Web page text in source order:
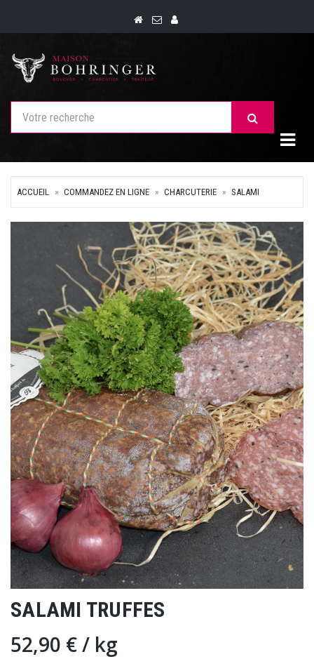
ACCUEIL COMMANDEZ EN LIGNE CHARCUTERIE SALAMI
SALAMI TRUFFES
52,90 €/ kg